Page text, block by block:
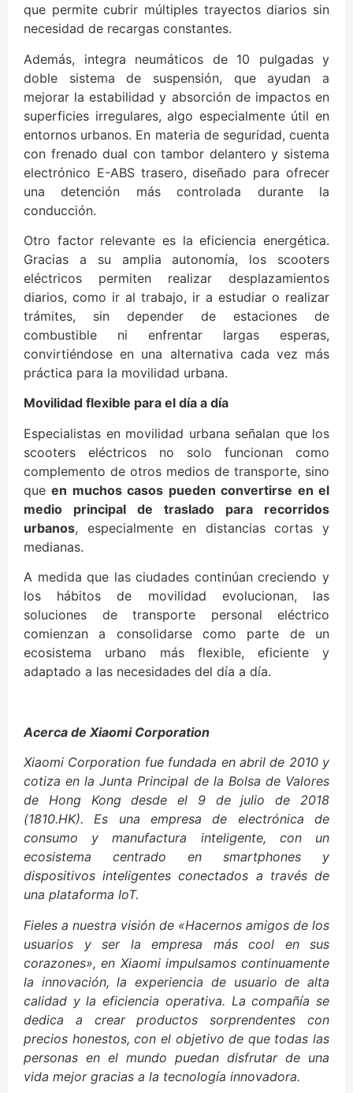
que permite cubrir múltiples trayectos diarios sin
necesidad de recargas constantes.
Además, integra neumáticos de 10 pulgadas y
doble sistema de suspensión, que ayudan a
mejorar la estabilidad y absorción de impactos en
superficies irregulares, algo especialmente útil en
entornos urbanos. En materia de seguridad, cuenta
con frenado dual con tambor delantero y sistema
electrónico E-ABS trasero, diseñado para ofrecer
una detención más controlada durante la
conducción.
Otro factor relevante es la eficiencia energética.
Gracias a su amplia autonomía, los scooters
eléctricos permiten realizar desplazamientos
diarios, como ir al trabajo, ir a estudiar o realizar
trámites, sin depender de estaciones de
combustible ni enfrentar largas esperas,
convirtiéndose en una alternativa cada vez más
práctica para la movilidad urbana.
Movilidad flexible para el día a día
Especialistas en movilidad urbana señalan que los
scooters eléctricos no solo funcionan como
complemento de otros medios de transporte, sino
queen muchos casos pueden convertirse en el
medio principal de traslado para recorridos
urbanos, especialmente en distancias cortas y
medianas.
A medida que las ciudades continúan creciendo y
los hábitos de movilidad evolucionan, las
soluciones de transporte personal eléctrico
comienzan a consolidarse como parte de un
ecosistema urbano más flexible, eficiente y
adaptado a las necesidades del día a día.
Acerca de Xiaomi Corporation
Xiaomi Corporation fue fundada en abril de 2010 y
cotiza en la Junta Principal de la Bolsa de Valores
de Hong Kong desde el 9 de julio de 2018
(1810.HK). Es una empresa de electrónica de
consumo y manufactura inteligente, con un
ecosistema centrado en smartphones y
dispositivos inteligentes conectados a través de
una plataforma IoT.
Fieles a nuestra visión de «Hacernos amigos de los
usuarios y ser la empresa más cool en sus
corazones», en Xiaomi impulsamos continuamente
la innovación, la experiencia de usuario de alta
calidad y la eficiencia operativa. La compañía se
dedica a crear productos sorprendentes con
precios honestos, con el objetivo de que todas las
personas en el mundo puedan disfrutar de una
vida mejor gracias a la tecnología innovadora.